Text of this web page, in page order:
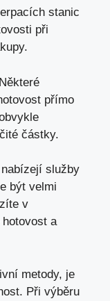
stanic
při
Některé
přímo
částky.
služby
být velmi
v‍
a
metody, je⁣
Při výběru